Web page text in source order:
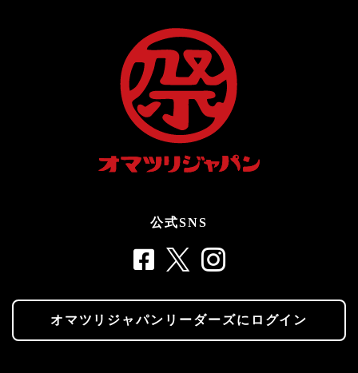
公式SNS
オマツリジャパンリーダーズにログイン